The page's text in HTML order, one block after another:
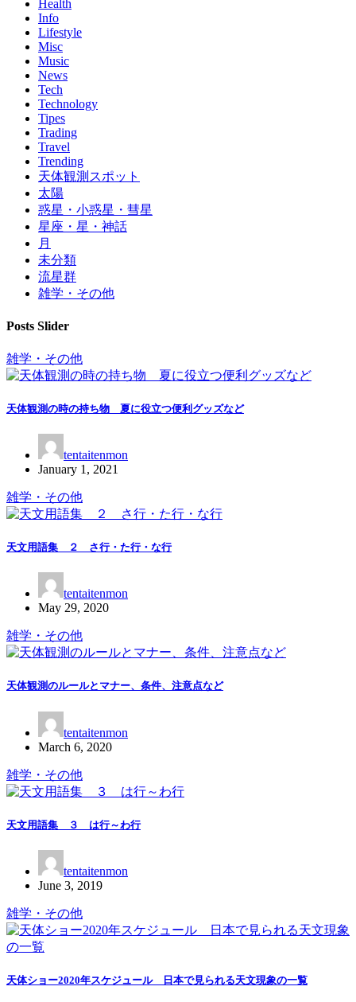
Health
Info
Lifestyle
Misc
Music
News
Tech
Technology
Tipes
Trading
Travel
Trending
天体観測スポット
太陽
惑星・小惑星・彗星
星座・星・神話
月
未分類
流星群
雑学・その他
Posts Slider
雑学・その他
天体観測の時の持ち物 夏に役立つ便利グッズなど
tentaitenmon
January 1, 2021
雑学・その他
天文用語集 ２ さ行・た行・な行
tentaitenmon
May 29, 2020
雑学・その他
天体観測のルールとマナー、条件、注意点など
tentaitenmon
March 6, 2020
雑学・その他
天文用語集 ３ は行～わ行
tentaitenmon
June 3, 2019
雑学・その他
天体ショー2020年スケジュール 日本で見られる天文現象の一覧